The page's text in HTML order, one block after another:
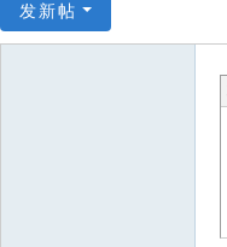
发新帖